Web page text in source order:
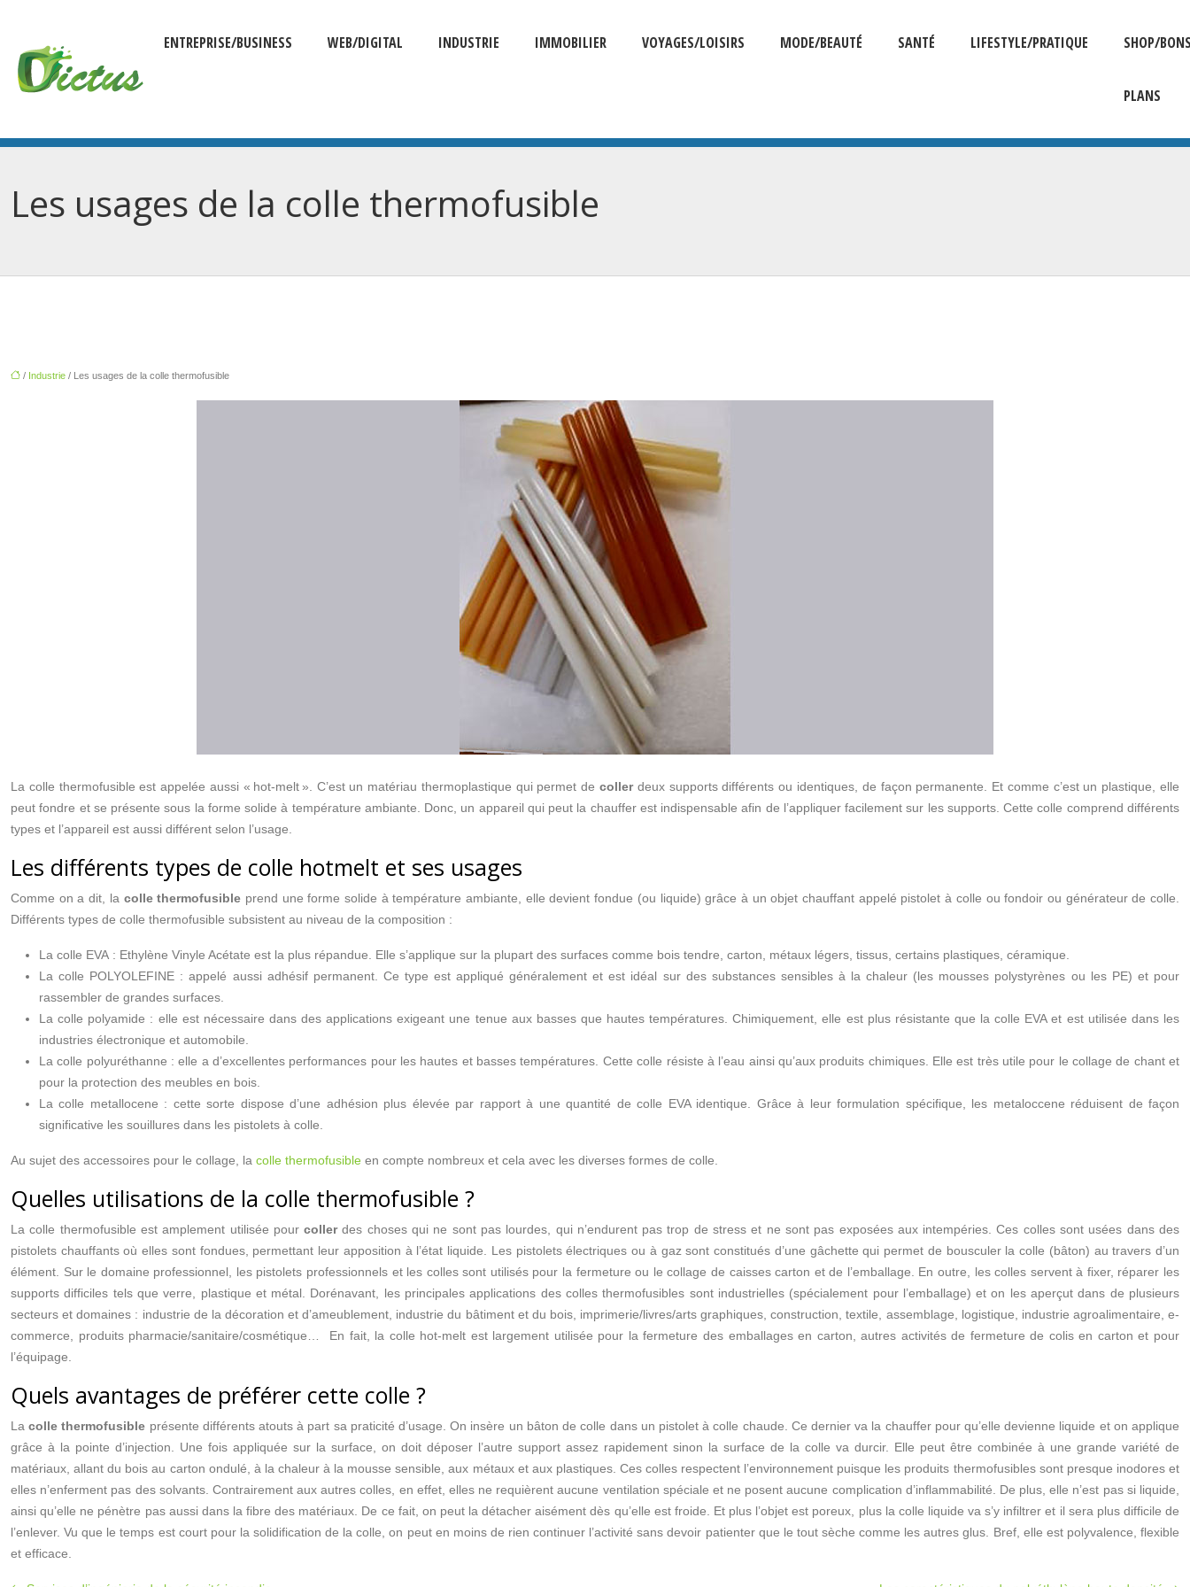
ENTREPRISE/BUSINESS WEB/DIGITAL INDUSTRIE IMMOBILIER VOYAGES/LOISIRS MODE/BEAUTÉ SANTÉ LIFESTYLE/PRATIQUE SHOP/
PLANS
Les usages de la colle thermofusible
/ Industrie / Les usages de la colle thermofusible
La colle thermofusible est appelée aussi « hot-melt ». C’est un matériau thermoplastique qui permet de collerdeux supports différents ou identiques, de façon permanente. Et comme c’est un plastique, elle
peut fondre et se présente sous la forme solide à température ambiante. Donc, un appareil qui peut la chauffer est indispensable afin de l’appliquer facilement sur les supports. Cette colle comprend différents
types et l’appareil est aussi différent selon l’usage.
Les différents types de colle hotmelt et ses usages
Comme on a dit, la colle thermofusible prend une forme solide à température ambiante, elle devient fondue (ou liquide) grâce à un objet chauffant appelé pistolet à colle ou fondoir ou générateur de colle.
Différents types de colle thermofusible subsistent au niveau de la composition :
La colle EVA : Ethylène Vinyle Acétate est la plus répandue. Elle s’applique sur la plupart des surfaces comme bois tendre, carton, métaux légers, tissus, certains plastiques, céramique.
La colle POLYOLEFINE : appelé aussi adhésif permanent. Ce type est appliqué généralement et est idéal sur des substances sensibles à la chaleur (les mousses polystyrènes ou les PE) et pour
rassembler de grandes surfaces.
La colle polyamide : elle est nécessaire dans des applications exigeant une tenue aux basses que hautes températures. Chimiquement, elle est plus résistante que la colle EVA et est utilisée dans les
industries électronique et automobile.
La colle polyuréthanne : elle a d’excellentes performances pour les hautes et basses températures. Cette colle résiste à l’eau ainsi qu’aux produits chimiques. Elle est très utile pour le collage de chant et
pour la protection des meubles en bois.
La colle metallocene : cette sorte dispose d’une adhésion plus élevée par rapport à une quantité de colle EVA identique. Grâce à leur formulation spécifique, les metaloccene réduisent de façon
significative les souillures dans les pistolets à colle.
Au sujet des accessoires pour le collage, la colle thermofusible en compte nombreux et cela avec les diverses formes de colle.
Quelles utilisations de la colle thermofusible ?
La colle thermofusible est amplement utilisée pourcollerdes choses qui ne sont pas lourdes, qui n’endurent pas trop de stress et ne sont pas exposées aux intempéries. Ces colles sont usées dans des
pistolets chauffants où elles sont fondues, permettant leur apposition à l’état liquide. Les pistolets électriques ou à gaz sont constitués d’une gâchette qui permet de bousculer la colle (bâton) au travers d’un
élément. Sur le domaine professionnel, les pistolets professionnels et les colles sont utilisés pour la fermeture ou le collage de caisses carton et de l’emballage. En outre, les colles servent à fixer, réparer les
supports difficiles tels que verre, plastique et métal. Dorénavant, les principales applications des colles thermofusibles sont industrielles (spécialement pour l’emballage) et on les aperçut dans de plusieurs
secteurs et domaines : industrie de la décoration et d’ameublement, industrie du bâtiment et du bois, imprimerie/livres/arts graphiques, construction, textile, assemblage, logistique, industrie agroalimentaire, e-
commerce, produits pharmacie/sanitaire/cosmétique… En fait, la colle hot-melt est largement utilisée pour la fermeture des emballages en carton, autres activités de fermeture de colis en carton et pour
l’équipage.
Quels avantages de préférer cette colle ?
Lacolle thermofusible présente différents atouts à part sa praticité d’usage. On insère un bâton de colle dans un pistolet à colle chaude. Ce dernier va la chauffer pour qu’elle devienne liquide et on applique
grâce à la pointe d’injection. Une fois appliquée sur la surface, on doit déposer l’autre support assez rapidement sinon la surface de la colle va durcir. Elle peut être combinée à une grande variété de
matériaux, allant du bois au carton ondulé, à la chaleur à la mousse sensible, aux métaux et aux plastiques. Ces colles respectent l’environnement puisque les produits thermofusibles sont presque inodores et
elles n’enferment pas des solvants. Contrairement aux autres colles, en effet, elles ne requièrent aucune ventilation spéciale et ne posent aucune complication d’inflammabilité. De plus, elle n’est pas si liquide,
ainsi qu’elle ne pénètre pas aussi dans la fibre des matériaux. De ce fait, on peut la détacher aisément dès qu’elle est froide. Et plus l’objet est poreux, plus la colle liquide va s’y infiltrer et il sera plus difficile de
l’enlever. Vu que le temps est court pour la solidification de la colle, on peut en moins de rien continuer l’activité sans devoir patienter que le tout sèche comme les autres glus. Bref, elle est polyvalence, flexible
et efficace.